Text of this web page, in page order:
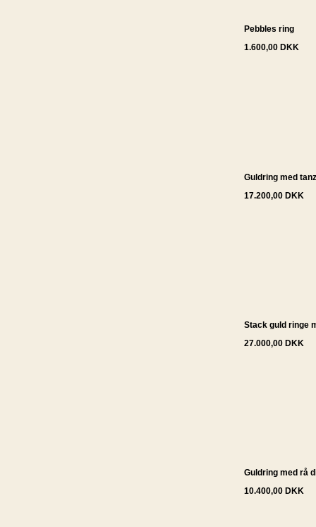
Pebbles ring
1.600,00 DKK
Guldring med
17.200,00 DKK
Stack guld ringe
27.000,00 DKK
Guldring med rå
10.400,00 DKK